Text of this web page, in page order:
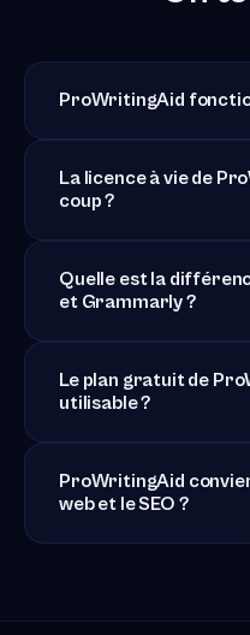
ProWritingAid
La licence à vie de
coup ?
Quelle est la
et Grammarly ?
Le plan gratuit de
utilisable ?
ProWritingAid
web et le SEO ?